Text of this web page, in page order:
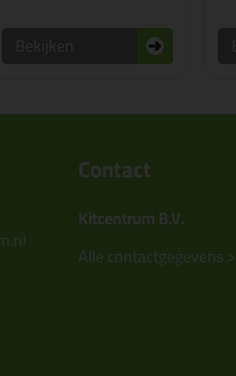
Contact
Kitcentrum B.V.
Alle contactgegevens >